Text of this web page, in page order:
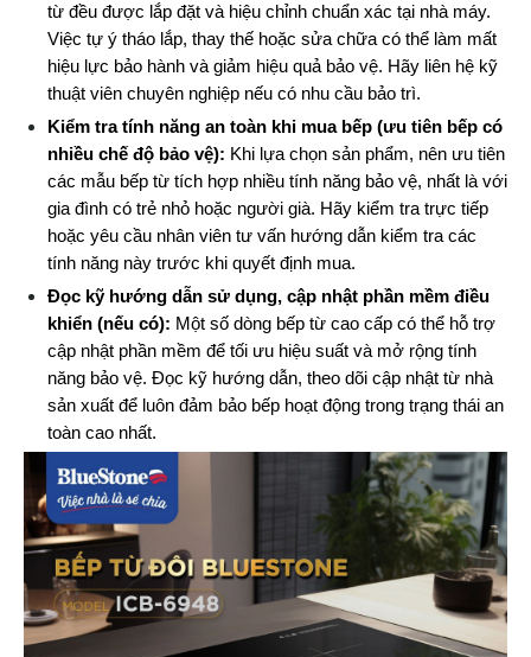
từ đều được lắp đặt và hiệu chỉnh chuẩn xác tại nhà máy.
Việc tự ý tháo lắp, thay thế hoặc sửa chữa có thể làm mất
hiệu lực bảo hành và giảm hiệu quả bảo vệ. Hãy liên hệ kỹ
thuật viên chuyên nghiệp nếu có nhu cầu bảo trì.
Kiểm tra tính năng an toàn khi mua bếp (ưu tiên bếp có
nhiều chế độ bảo vệ): Khi lựa chọn sản phẩm, nên ưu tiên
các mẫu bếp từ tích hợp nhiều tính năng bảo vệ, nhất là với
gia đình có trẻ nhỏ hoặc người già. Hãy kiểm tra trực tiếp
hoặc yêu cầu nhân viên tư vấn hướng dẫn kiểm tra các
tính năng này trước khi quyết định mua.
Đọc kỹ hướng dẫn sử dụng, cập nhật phần mềm điều
khiển (nếu có): Một số dòng bếp từ cao cấp có thể hỗ trợ
cập nhật phần mềm để tối ưu hiệu suất và mở rộng tính
năng bảo vệ. Đọc kỹ hướng dẫn, theo dõi cập nhật từ nhà
sản xuất để luôn đảm bảo bếp hoạt động trong trạng thái an
toàn cao nhất.